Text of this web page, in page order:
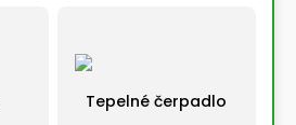
Tepelné čerpadlo